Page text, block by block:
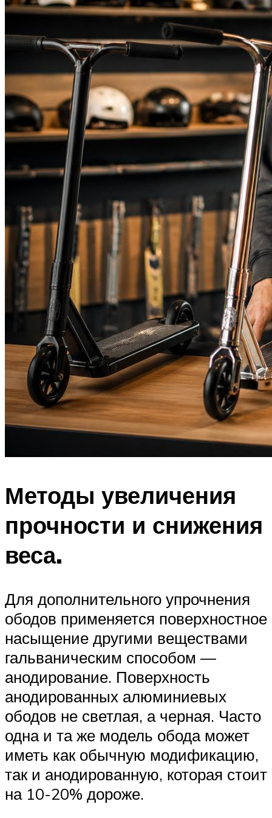
Методы увеличения
прочности и снижения
веса.
Для дополнительного упрочнения
ободов применяется поверхностное
насыщение другими веществами
гальваническим способом —
анодирование. Поверхность
анодированных алюминиевых
ободов не светлая, а черная. Часто
одна и та же модель обода может
иметь как обычную модификацию,
так и анодированную, которая стоит
на 10-20% дороже.